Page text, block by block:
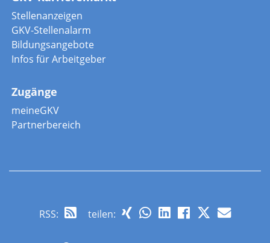
Stellenanzeigen
GKV-Stellenalarm
Bildungsangebote
Infos für Arbeitgeber
Zugänge
meineGKV
Partnerbereich
RSS: teilen: